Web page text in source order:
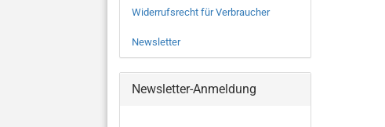
Widerrufsrecht für Verbraucher
Newsletter
Newsletter-Anmeldung